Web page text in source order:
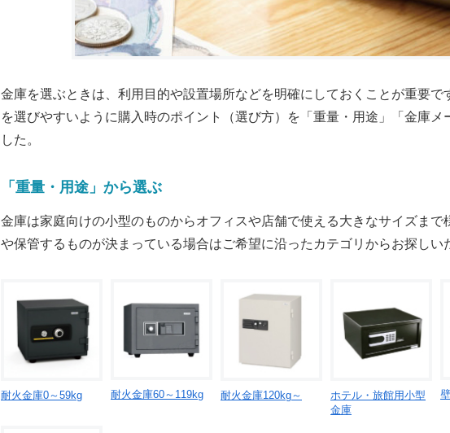
金庫を選ぶときは、利用目的や設置場所などを明確にしておくことが重要
を選びやすいように購入時のポイント（選び方）を「重量・用途」「金庫メ
した。
「重量・用途」から選ぶ
金庫は家庭向けの小型のものからオフィスや店舗で使える大きなサイズま
や保管するものが決まっている場合はご希望に沿ったカテゴリからお探しい
耐火金庫0～59kg 耐火金庫60～119kg 耐火金庫120kg～
ホテル・旅館用小型
金庫